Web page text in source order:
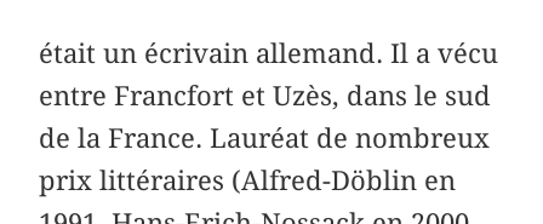
était un écrivain allemand. Il a vécu
entre Francfort et Uzès, dans le sud
de la France. Lauréat de nombreux
prix littéraires (Alfred-Döblin en